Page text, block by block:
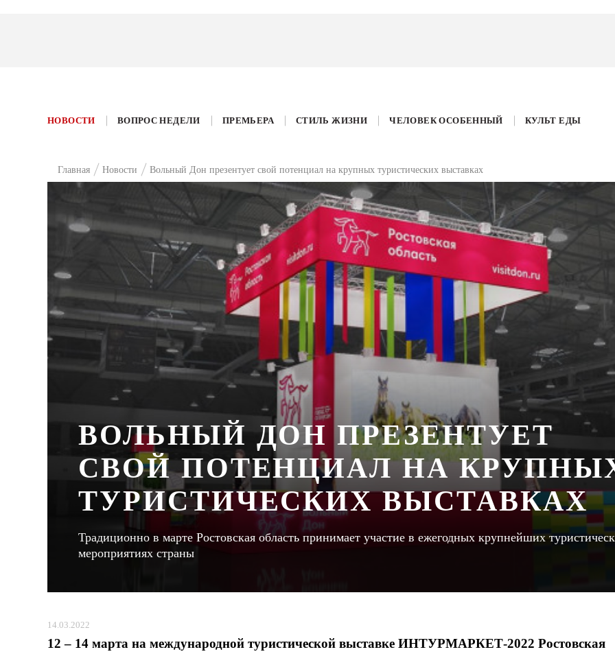
НОВОСТИ ВОПРОС НЕДЕЛИ ПРЕМЬЕРА СТИЛЬ ЖИЗНИ ЧЕЛОВЕК ОСОБЕННЫЙ КУЛЬТ ЕДЫ
Главная Новости Вольный Дон презентует свой потенциал на крупных туристических выставках
ВОЛЬНЫЙ ДОН ПРЕЗЕНТУЕТ
СВОЙ ПОТЕНЦИАЛ НА
ТУРИСТИЧЕСКИХ ВЫСТАВКАХ
Традиционно в марте Ростовская область принимает участие в ежегодных крупнейших
мероприятиях страны
14.03.2022
12 – 14 марта на международной туристической выставке ИНТУРМАРКЕТ-2022 Ростовская